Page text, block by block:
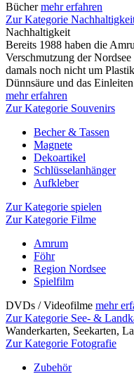
Büchermehr erfahren
Zur Kategorie
Nachhaltigkeit
Bereits 1988 haben die
Verschmutzung der
damals noch nicht um
Dünnsäure und das
mehr erfahren
Zur Kategorie Souvenirs
Becher & Tassen
Magnete
Dekoartikel
Schlüsselanhänger
Aufkleber
Zur Kategorie spielen
Zur Kategorie Filme
Amrum
Föhr
Region Nordsee
Spielfilm
DVDs / Videofilme mehr
Zur Kategorie See- &
Wanderkarten, Seekarten,
Zur Kategorie Fotografie
Zubehör